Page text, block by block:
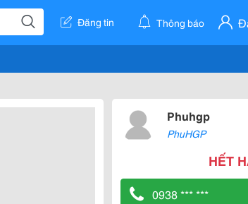
Đăng tin Thông báo
Phuhgp
PhuHGP
HẾT
0938 *** ***